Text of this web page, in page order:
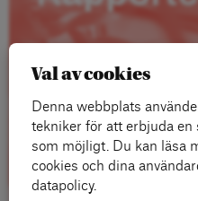
Val av cookies
Denna webbplats
tekniker för att erbjuda en
som möjligt. Du kan läsa
cookies och dina
datapolicy.